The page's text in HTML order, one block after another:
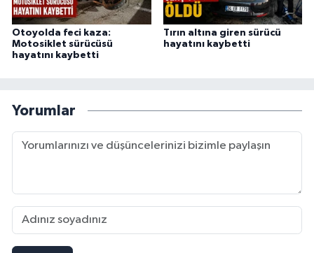
Otoyolda feci kaza:
Motosiklet sürücüsü
hayatını kaybetti
Tırın altına giren sürücü
hayatını kaybetti
Yorumlar